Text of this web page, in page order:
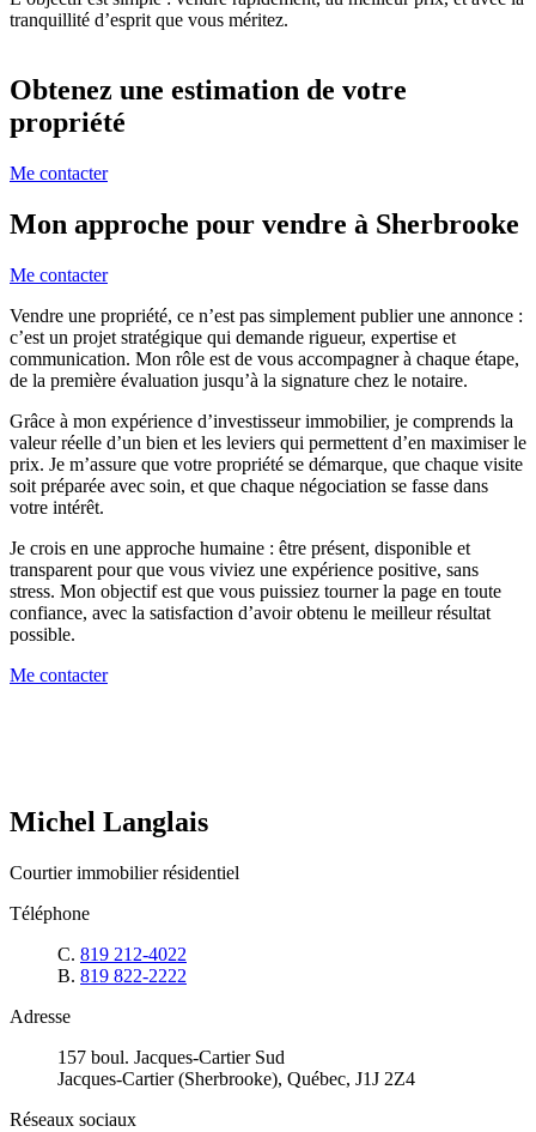
tranquillité d’esprit que vous méritez.
Obtenez une estimation de votre
propriété
Me contacter
Mon approche pour vendre à Sherbrooke
Me contacter
Vendre une propriété, ce n’est pas simplement publier une annonce :
c’est un projet stratégique qui demande rigueur, expertise et
communication. Mon rôle est de vous accompagner à chaque étape,
de la première évaluation jusqu’à la signature chez le notaire.
Grâce à mon expérience d’investisseur immobilier, je comprends la
valeur réelle d’un bien et les leviers qui permettent d’en maximiser le
prix. Je m’assure que votre propriété se démarque, que chaque visite
soit préparée avec soin, et que chaque négociation se fasse dans
votre intérêt.
Je crois en une approche humaine : être présent, disponible et
transparent pour que vous viviez une expérience positive, sans
stress. Mon objectif est que vous puissiez tourner la page en toute
confiance, avec la satisfaction d’avoir obtenu le meilleur résultat
possible.
Me contacter
Michel Langlais
Courtier immobilier résidentiel
Téléphone
C. 819 212-4022
B. 819 822-2222
Adresse
157 boul. Jacques-Cartier Sud
Jacques-Cartier (Sherbrooke), Québec, J1J 2Z4
Réseaux sociaux